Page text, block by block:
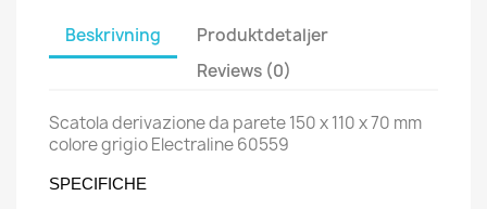
Beskrivning
Produktdetaljer
Reviews (0)
Scatola derivazione da parete 150 x 110 x 70 mm
colore grigio Electraline 60559
SPECIFICHE